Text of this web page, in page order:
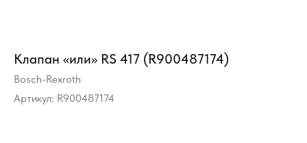
Клапан «или» RS 417 (R900487174)
Bosch-Rexroth
Артикул: R900487174